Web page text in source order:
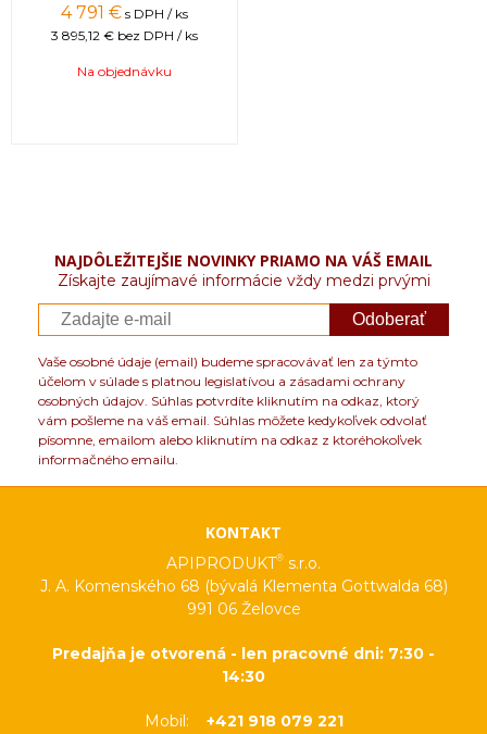
4 791 € s DPH / ks
3 895,12 € bez DPH / ks
Na objednávku
NAJDÔLEŽITEJŠIE NOVINKY PRIAMO NA VÁŠ EMAIL
Získajte zaujímavé informácie vždy medzi prvými
Odoberať
Vaše osobné údaje (email) budeme spracovávať len za týmto
účelom v súlade s platnou legislatívou a zásadami ochrany
osobných údajov. Súhlas potvrdíte kliknutím na odkaz, ktorý
vám pošleme na váš email. Súhlas môžete kedykoľvek odvolať
písomne, emailom alebo kliknutím na odkaz z ktoréhokoľvek
informačného emailu.
KONTAKT
APIPRODUKT® s.r.o.
J. A. Komenského 68 (bývalá Klementa Gottwalda 68)
991 06 Želovce
Predajňa je otvorená - len pracovné dni: 7:30 -
14:30
Mobil: +421 918 079 221